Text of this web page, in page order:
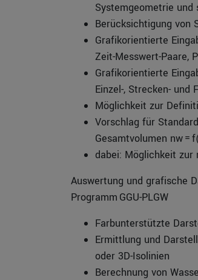
Systemgeometrie
Berücksichtigung von
Grafikorientierte
Zeit-Messwert-Paare,
Grafikorientierte
Einzel-, Strecken- und
Möglichkeit zur
Vorschlag für
Gesamtvolumen nw =
dabei: Möglichkeit zur
Auswertung und grafische
Programm GGU-PLGW
Farbunterstützte
Ermittlung und
oder 3D-Isolinien
Berechnung von